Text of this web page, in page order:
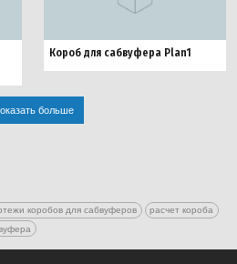
Короб для сабвуфера Plan1
больше
коробов для сабвуферов
расчет короба